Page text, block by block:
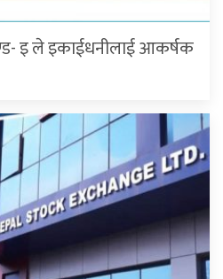
इ ले इकाईधनीलाई आकर्षक